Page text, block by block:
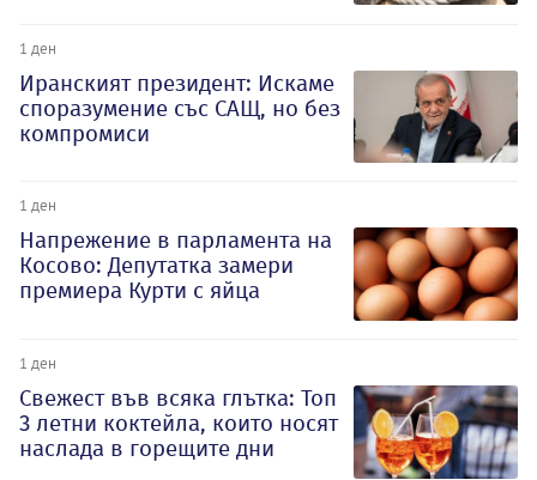
1 ден
Иранският президент: Искаме
споразумение със САЩ, но без
компромиси
1 ден
Напрежение в парламента на
Косово: Депутатка замери
премиера Курти с яйца
1 ден
Свежест във всяка глътка: Топ
3 летни коктейла, които носят
наслада в горещите дни